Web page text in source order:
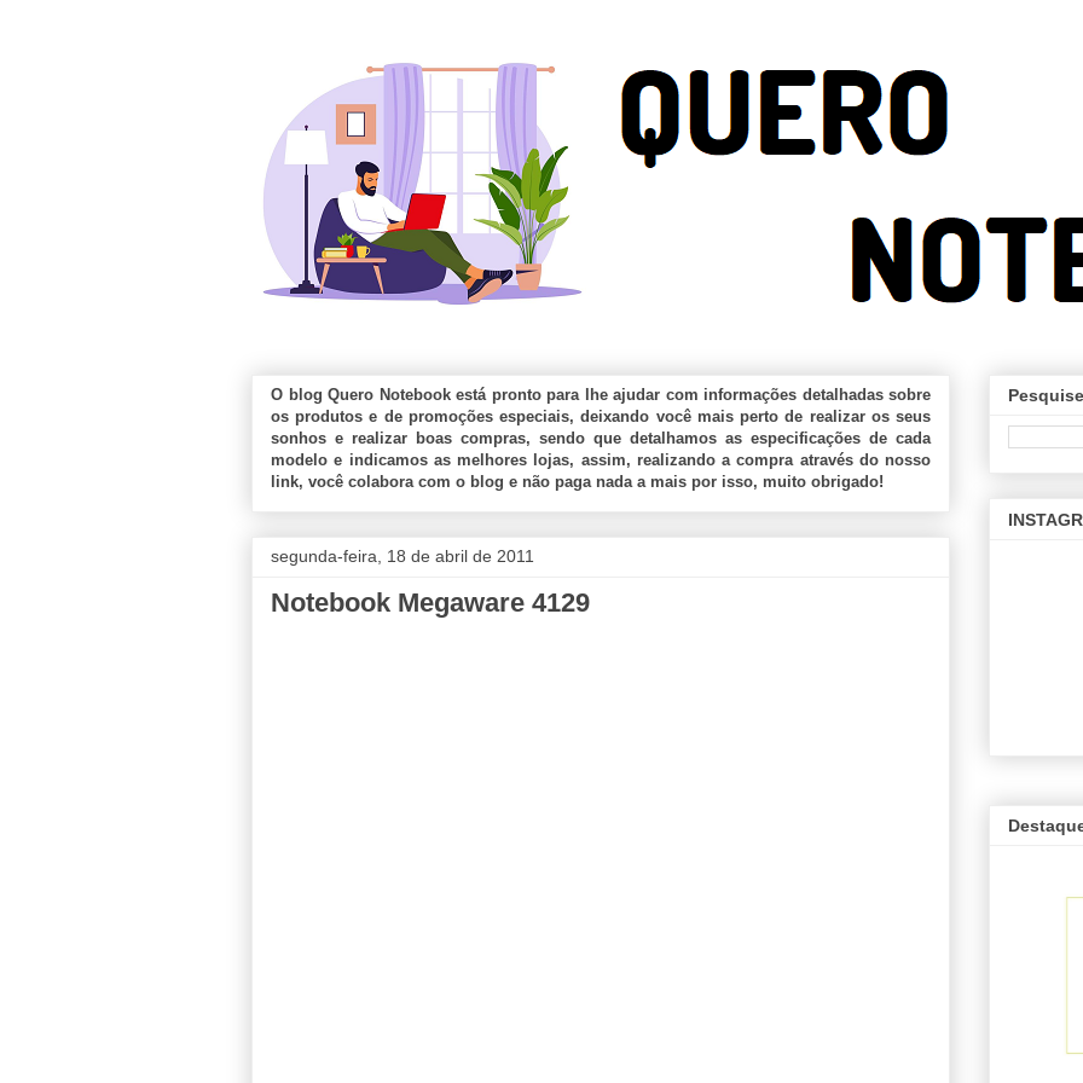
O blog Quero Notebook está pronto para lhe ajudar com informações detalhadas sobre
os produtos e de promoções especiais, deixando você mais perto de realizar os seus
sonhos e realizar boas compras, sendo que detalhamos as especificações de cada
modelo e indicamos as melhores lojas, assim, realizando a compra através do nosso
link, você colabora com o blog e não paga nada a mais por isso, muito obrigado!
segunda-feira, 18 de abril de 2011
Notebook Megaware 4129